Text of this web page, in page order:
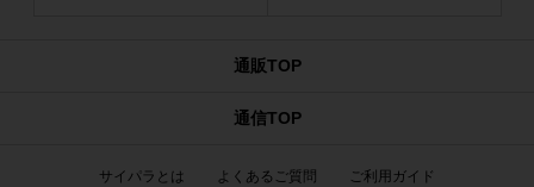
通販TOP
通信TOP
サイパラとは よくあるご質問 ご利用ガイド